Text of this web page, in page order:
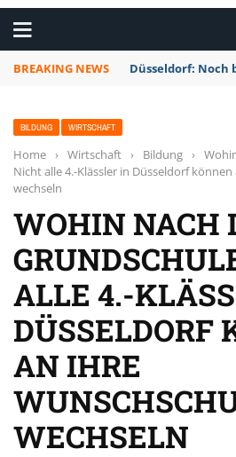
BREAKING NEWS Düsseldorf: Noch
BILDUNG WIRTSCHAFT
Home › Wirtschaft › Bildung ›
Nicht alle 4.-Klässler in Düsseldorf
wechseln
WOHIN NACH
ALLE 4.-
DÜSSELDORF
AN IHRE
WECHSELN